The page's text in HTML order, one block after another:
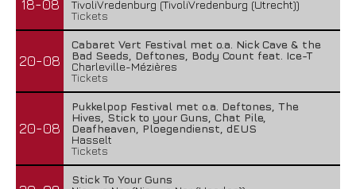
18-08
TivoliVredenburg (TivoliVredenburg (Utrecht))
Tickets
20-08
Cabaret Vert Festival met o.a. Nick Cave & the
Bad Seeds, Deftones, Body Count feat. Ice-T
Charleville-Mézières
Tickets
20-08
Pukkelpop Festival met o.a. Deftones, The
Hives, Stick to your Guns, Chat Pile,
Deafheaven, Ploegendienst, dEUS
Hasselt
Tickets
Stick To Your Guns